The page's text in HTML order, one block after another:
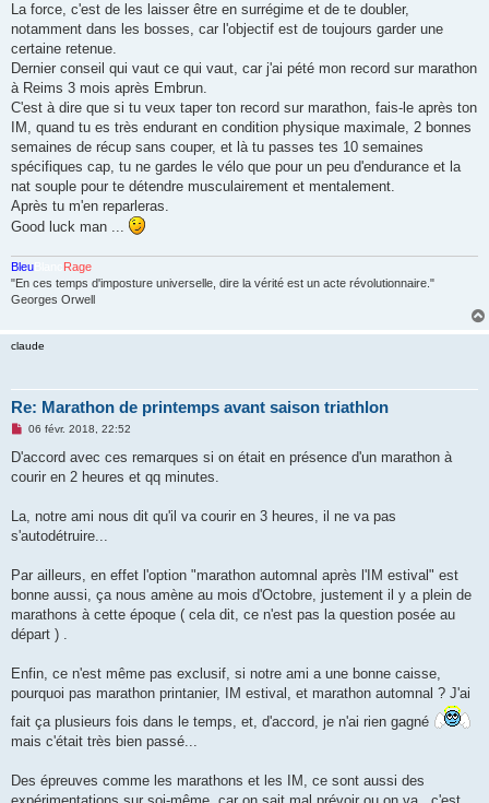
La force, c'est de les laisser être en surrégime et de te doubler,
notamment dans les bosses, car l'objectif est de toujours garder une
certaine retenue.
Dernier conseil qui vaut ce qui vaut, car j'ai pété mon record sur marathon
à Reims 3 mois après Embrun.
C'est à dire que si tu veux taper ton record sur marathon, fais-le après ton
IM, quand tu es très endurant en condition physique maximale, 2 bonnes
semaines de récup sans couper, et là tu passes tes 10 semaines
spécifiques cap, tu ne gardes le vélo que pour un peu d'endurance et la
nat souple pour te détendre musculairement et mentalement.
Après tu m'en reparleras.
Good luck man ...
Bleu
Rage
"En ces temps d'imposture universelle, dire la vérité est un acte révolutionnaire."
Georges Orwell
claude
Re: Marathon de printemps avant saison triathlon
M
s
a
n
o
u
06 févr. 2018, 22:52
D'accord avec ces remarques si on était en présence d'un marathon à
courir en 2 heures et qq minutes.
La, notre ami nous dit qu'il va courir en 3 heures, il ne va pas
s'autodétruire...
Par ailleurs, en effet l'option "marathon automnal après l'IM estival" est
bonne aussi, ça nous amène au mois d'Octobre, justement il y a plein de
marathons à cette époque ( cela dit, ce n'est pas la question posée au
départ ) .
Enfin, ce n'est même pas exclusif, si notre ami a une bonne caisse,
pourquoi pas marathon printanier, IM estival, et marathon automnal ? J'ai
fait ça plusieurs fois dans le temps, et, d'accord, je n'ai rien gagné
mais c'était très bien passé...
Des épreuves comme les marathons et les IM, ce sont aussi des